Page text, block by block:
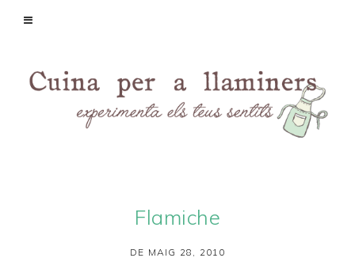
Flamiche
DE MAIG 28, 2010